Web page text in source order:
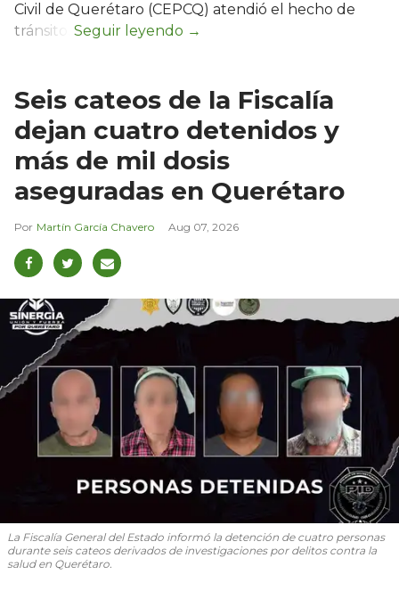
Civil de Querétaro (CEPCQ) atendió el hecho de
tránsito.
Seis cateos de la Fiscalía
dejan cuatro detenidos y
más de mil dosis
aseguradas en Querétaro
Martín García Chavero Aug 07, 2026
La Fiscalía General del Estado informó la detención de cuatro personas
durante seis cateos derivados de investigaciones por delitos contra la
salud en Querétaro.